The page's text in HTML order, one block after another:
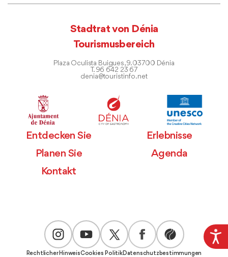
Stadtrat von Dénia
Tourismusbereich
Plaza Oculista Buigues, 9. 03700 Dénia
T. 96 642 23 67
denia@touristinfo.net
Entdecken Sie
Erlebnisse
Planen Sie
Agenda
Kontakt
Rechtlicher HinweisCookies PolitikDatenschutzbestimmungen